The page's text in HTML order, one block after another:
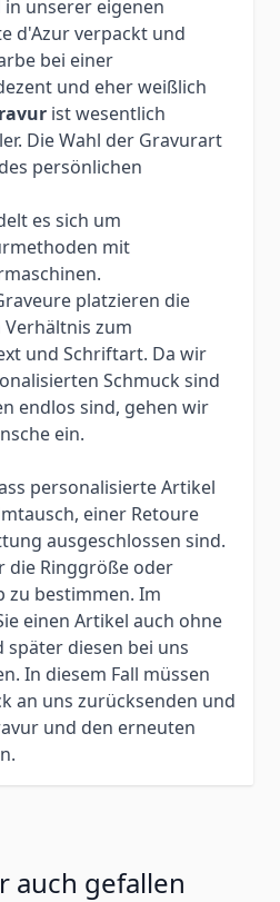
unserer eigenen
d'Azur verpackt und
bei einer
und eher weißlich
ist wesentlich
Die Wahl der Gravurart
persönlichen
es sich um
mit
platzieren die
zum
und Schriftart. Da wir
Schmuck sind
endlos sind, gehen wir
ein.
personalisierte Artikel
einer Retoure
ausgeschlossen sind.
die Ringgröße oder
zu bestimmen. Im
einen Artikel auch ohne
später diesen bei uns
In diesem Fall müssen
an uns zurücksenden und
und den erneuten
auch gefallen